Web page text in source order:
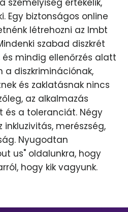
személyiség értékelik,
Egy biztonságos online
létrehozni az lmbt
szabad diszkrét
mindig ellenőrzés alatt
diszkriminációnak,
és zaklatásnak nincs
az alkalmazás
és a toleranciát. Négy
merészség,
Nyugodtan
us" oldalunkra, hogy
hogy kik vagyunk.